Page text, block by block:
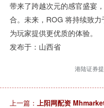
带来了跨越次元的感官盛宴
合。未来，ROG 将持续致力
为玩家提供更优质的体验。
发布于：山西省
港陆证券
上一篇： 上阳网配资